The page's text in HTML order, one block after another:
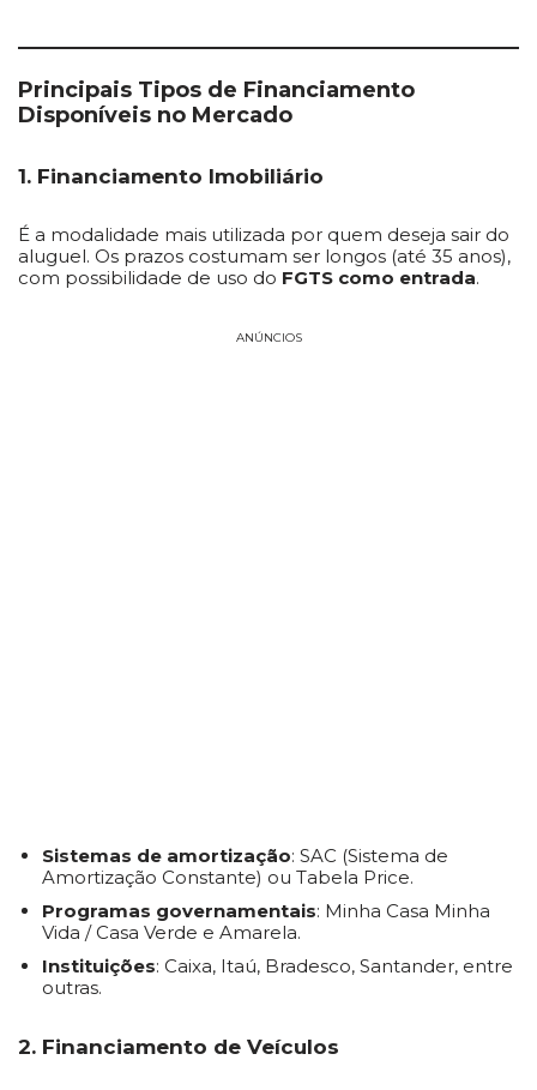
Principais Tipos de Financiamento
Disponíveis no Mercado
1. Financiamento Imobiliário
É a modalidade mais utilizada por quem deseja sair do
aluguel. Os prazos costumam ser longos (até 35 anos),
com possibilidade de uso do FGTS como entrada.
ANÚNCIOS
Sistemas de amortização: SAC (Sistema de
Amortização Constante) ou Tabela Price.
Programas governamentais: Minha Casa Minha
Vida / Casa Verde e Amarela.
Instituições: Caixa, Itaú, Bradesco, Santander, entre
outras.
2. Financiamento de Veículos